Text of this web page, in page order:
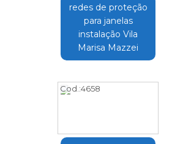
redes de proteção
para janelas
instalação Vila
Marisa Mazzei
Cod.:4658